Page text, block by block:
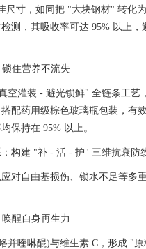
尺寸，如同把 "大块钢材" 转化
测，其吸收率可达 95% 以上
住营养不流失
空灌装 - 避光锁鲜" 全链条工
配药用级棕色玻璃瓶包装，有
保持在 95% 以上。
构建 "补 - 活 - 护" 三维抗衰防
对自由基损伤、锁水不足等多
醒自身再生力
并喹啉醌)与维生素 C，形成 "